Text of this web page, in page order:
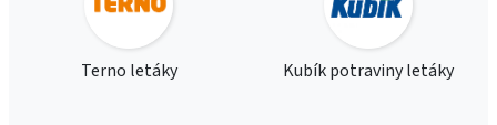
Terno letáky Kubík potraviny letáky